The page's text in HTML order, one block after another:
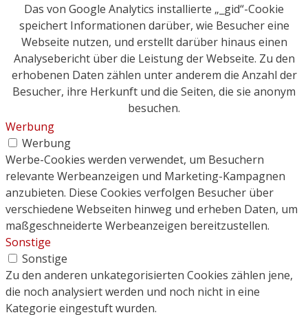
Das von Google Analytics installierte „_gid“-Cookie
speichert Informationen darüber, wie Besucher eine
Webseite nutzen, und erstellt darüber hinaus einen
Analysebericht über die Leistung der Webseite. Zu den
erhobenen Daten zählen unter anderem die Anzahl der
Besucher, ihre Herkunft und die Seiten, die sie anonym
besuchen.
Werbung
Werbung
Werbe-Cookies werden verwendet, um Besuchern
relevante Werbeanzeigen und Marketing-Kampagnen
anzubieten. Diese Cookies verfolgen Besucher über
verschiedene Webseiten hinweg und erheben Daten, um
maßgeschneiderte Werbeanzeigen bereitzustellen.
Sonstige
Sonstige
Zu den anderen unkategorisierten Cookies zählen jene,
die noch analysiert werden und noch nicht in eine
Kategorie eingestuft wurden.